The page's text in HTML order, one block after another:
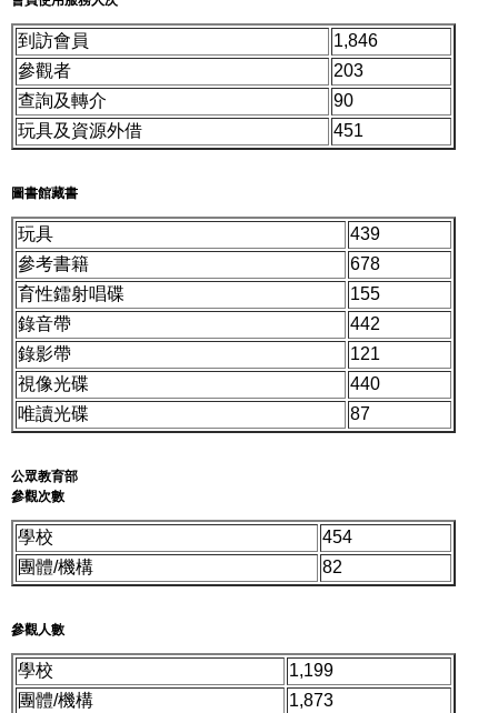
到訪會員
1,846
參觀者
203
查詢及轉介
90
玩具及資源外借
451
圖書館藏書
玩具
439
參考書籍
678
育性鐳射唱碟
155
錄音帶
442
錄影帶
121
視像光碟
440
唯讀光碟
87
公眾教育部
參觀次數
學校
454
團體/機構
82
參觀人數
學校
1,199
團體/機構
1,873